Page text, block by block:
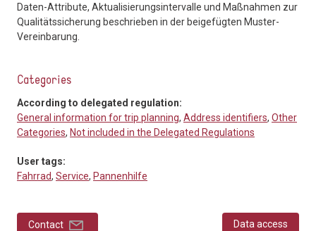
Daten-Attribute, Aktualisierungsintervalle und Maßnahmen zur
Qualitätssicherung beschrieben in der beigefügten Muster-
Vereinbarung.
Categories
According to delegated regulation:
General information for trip planning, Address identifiers, Other
Categories, Not included in the Delegated Regulations
User tags:
Fahrrad, Service, Pannenhilfe
Contact Data access